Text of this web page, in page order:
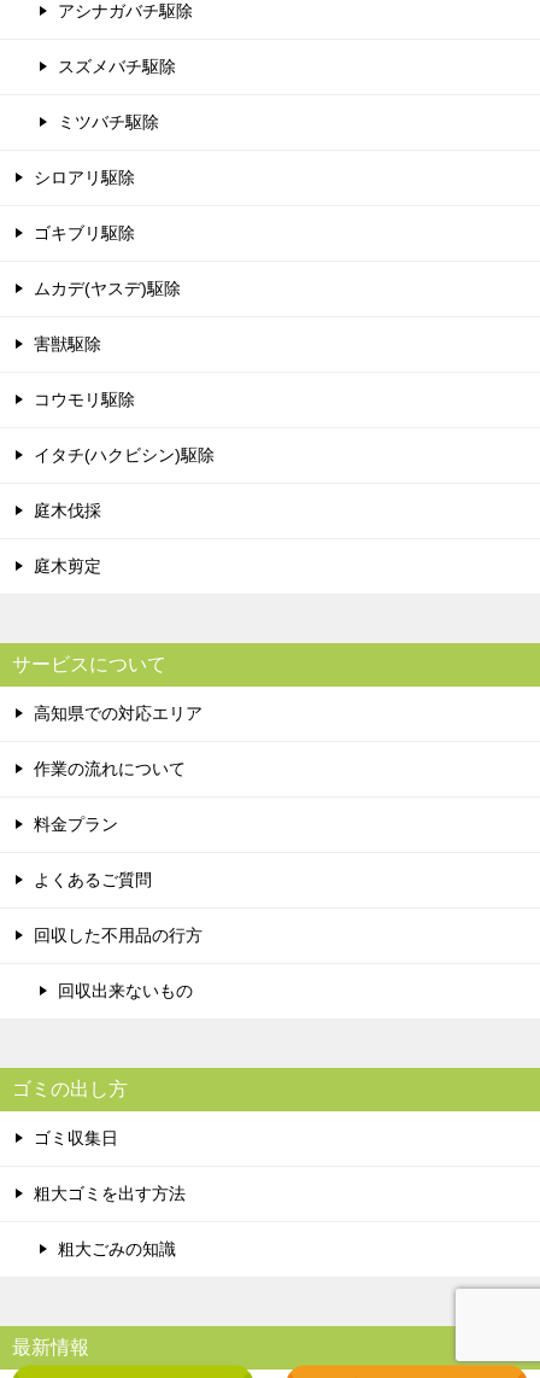
アシナガバチ駆除
スズメバチ駆除
ミツバチ駆除
シロアリ駆除
ゴキブリ駆除
ムカデ(ヤスデ)駆除
害獣駆除
コウモリ駆除
イタチ(ハクビシン)駆除
庭木伐採
庭木剪定
サービスについて
高知県での対応エリア
作業の流れについて
料金プラン
よくあるご質問
回収した不用品の行方
回収出来ないもの
ゴミの出し方
ゴミ収集日
粗大ゴミを出す方法
粗大ごみの知識
最新情報